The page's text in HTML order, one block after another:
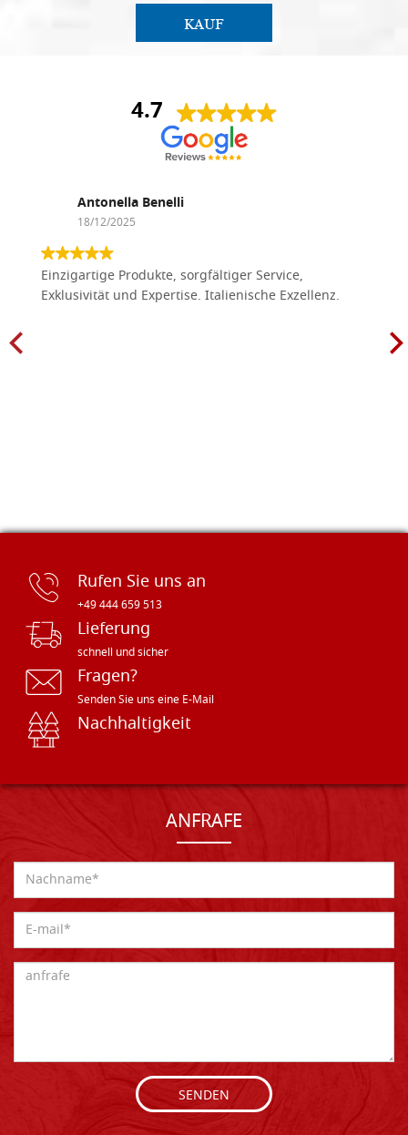
KAUF
4.7
Antonella Benelli
18/12/2025
Einzigartige Produkte, sorgfältiger Service,
Exklusivität und Expertise. Italienische Exzellenz.
Rufen Sie uns an
+49 444 659 513
Lieferung
schnell und sicher
Fragen?
Senden Sie uns eine E-Mail
Nachhaltigkeit
ANFRAFE
SENDEN